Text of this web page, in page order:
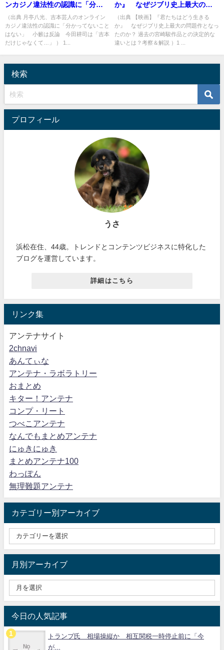
ンカジノ違法性の認識に「分か
ってないことはない」 小籔は
反論 今田耕司は「吉本だけじ
ゃなくて…」 [冬月記者★]
（出典 月亭八光、吉本芸人のオンライン
カジノ違法性の認識に「分かってないこと
はない」 小籔は反論 今田耕司は「吉本
だけじゃなくて…」 ） 1...
か』 なぜジブリ史上最大の問
題作となったのか？ 過去の宮崎
駿作品との決定的な違いとは？
考察＆解説 [湛然★]
（出典 【映画】『君たちはどう生きる
か』 なぜジブリ史上最大の問題作となっ
たのか？ 過去の宮崎駿作品との決定的な
違いとは？考察＆解説 ）1 ...
検索
プロフィール
うさ
浜松在住、44歳。トレンドとコンテンツビジネスに特化した
ブログを運営しています。
詳細はこちら
リンク集
アンテナサイト
2chnavi
あんてぃな
アンテナ・ラボラトリー
おまとめ
キター！アンテナ
コンプ・リート
つべこアンテナ
なんでもまとめアンテナ
にゅきにゅき
まとめアンテナ100
わっぽん
無理難題アンテナ
カテゴリー別アーカイブ
月別アーカイブ
今日の人気記事
トランプ氏 相場操縦か 相互関税一時停止前に「今
が...